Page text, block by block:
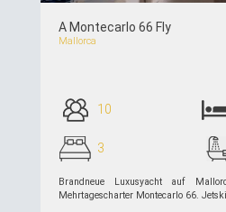
A Montecarlo 66 Fly
Mallorca
10
3
Brandneue Luxusyacht auf
Mehrtagescharter Montecarlo 66. Jetski